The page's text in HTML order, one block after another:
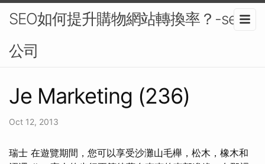
SEO如何提升購物網站轉換率？-seo
公司
Je Marketing (236)
Oct 12, 2013
瑞士 在遊覽期間，您可以享受沙灘山毛櫸，松木，橡木和